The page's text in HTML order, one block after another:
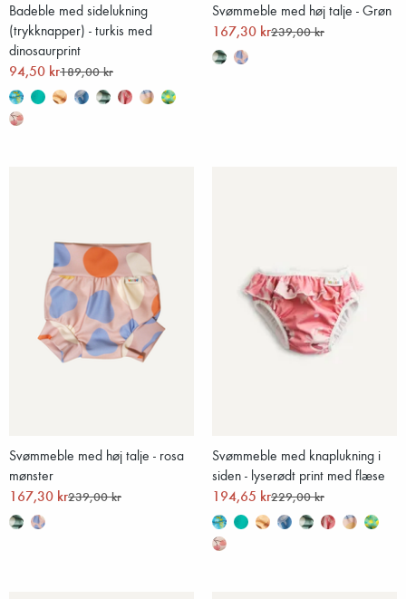
Badeble med sidelukning
(trykknapper) - turkis med
dinosaurprint
94,50 kr189,00 kr
Svømmeble med høj talje - Grøn
167,30 kr239,00 kr
Svømmeble med høj talje - rosa
mønster
167,30 kr239,00 kr
Svømmeble med knaplukning i
siden - lyserødt print med flæse
194,65 kr229,00 kr